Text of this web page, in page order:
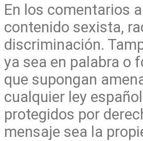
En los comentarios
contenido sexista,
discriminación.
ya sea en palabra o
que supongan
cualquier ley
protegidos por
mensaje sea la